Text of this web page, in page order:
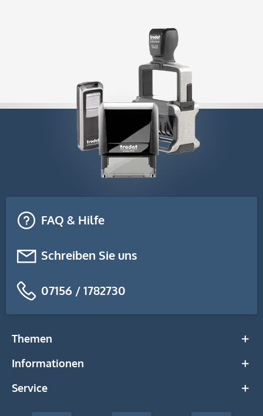
FAQ & Hilfe
Schreiben Sie uns
07156 / 1782730
Themen
Informationen
Service
stempel-